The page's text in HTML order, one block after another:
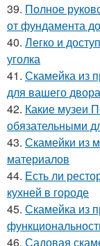
39. Полное
от фундамента
40. Легко и
уголка
41. Скамейка из
для вашего двора
42. Какие музеи
обязательными
43. Скамейки из
материалов
44. Есть ли
кухней в городе
45. Скамейка из
46. Садовая